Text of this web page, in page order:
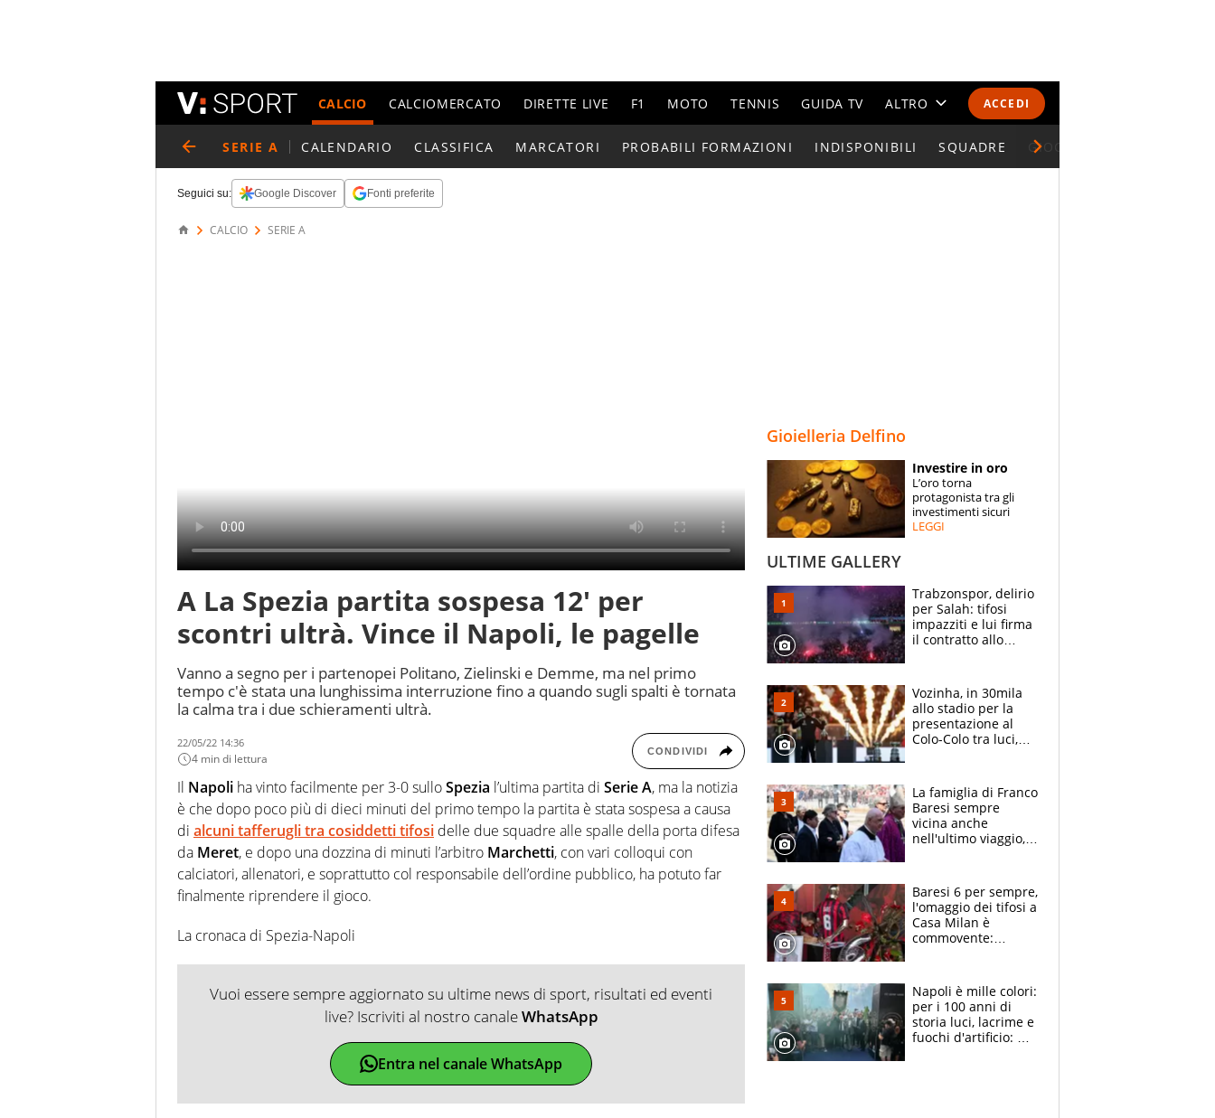
ACCEDI
CALCIO CALCIOMERCATO DIRETTE LIVE F1 MOTO TENNIS GUIDA TV ALTRO
CALENDARI E CLASSIFICHE
ESPERTI
CONTATTI
SERIE A CALENDARIO CLASSIFICA MARCATORI PROBABILI FORMAZIONI INDISPONIBILI SQUADRE GIOCATORI SERIE A
Seguici su: Google Discover Fonti preferite
CALCIO SERIE A
A La Spezia partita sospesa 12' per
scontri ultrà. Vince il Napoli, le pagelle
Vanno a segno per i partenopei Politano, Zielinski e Demme, ma nel primo
tempo c'è stata una lunghissima interruzione fino a quando sugli spalti è tornata
la calma tra i due schieramenti ultrà.
22/05/22 14:36
4 min di lettura CONDIVIDI
Il Napoli ha vinto facilmente per 3-0 sulloSpezia l’ultima partita di Serie A, ma la notizia
è che dopo poco più di dieci minuti del primo tempo la partita è stata sospesa a causa
di alcuni tafferugli tra cosiddetti tifosi delle due squadre alle spalle della porta difesa
da Meret, e dopo una dozzina di minuti l’arbitro Marchetti, con vari colloqui con
calciatori, allenatori, e soprattutto col responsabile dell’ordine pubblico, ha potuto far
finalmente riprendere il gioco.
La cronaca di Spezia-Napoli
Vuoi essere sempre aggiornato su ultime news di sport, risultati ed eventi
live? Iscriviti al nostro canaleWhatsApp
Entra nel canale WhatsApp
Gioielleria Delfino
Investire in oro
L’oro torna
protagonista tra gli
investimenti sicuri
LEGGI
ULTIME GALLERY
Trabzonspor, delirio
per Salah: tifosi
impazziti e lui firma
il contratto allo
Vozinha, in 30mila
allo stadio per la
presentazione al
Colo-Colo tra luci,
La famiglia di Franco
Baresi sempre
vicina anche
nell'ultimo viaggio,
circondati
dall'affetto dei tifosi
Baresi 6 per sempre,
l'omaggio dei tifosi a
Casa Milan è
commovente:
bigliettini
Napoli è mille colori:
per i 100 anni di
storia luci, lacrime e
fuochi d'artificio: De